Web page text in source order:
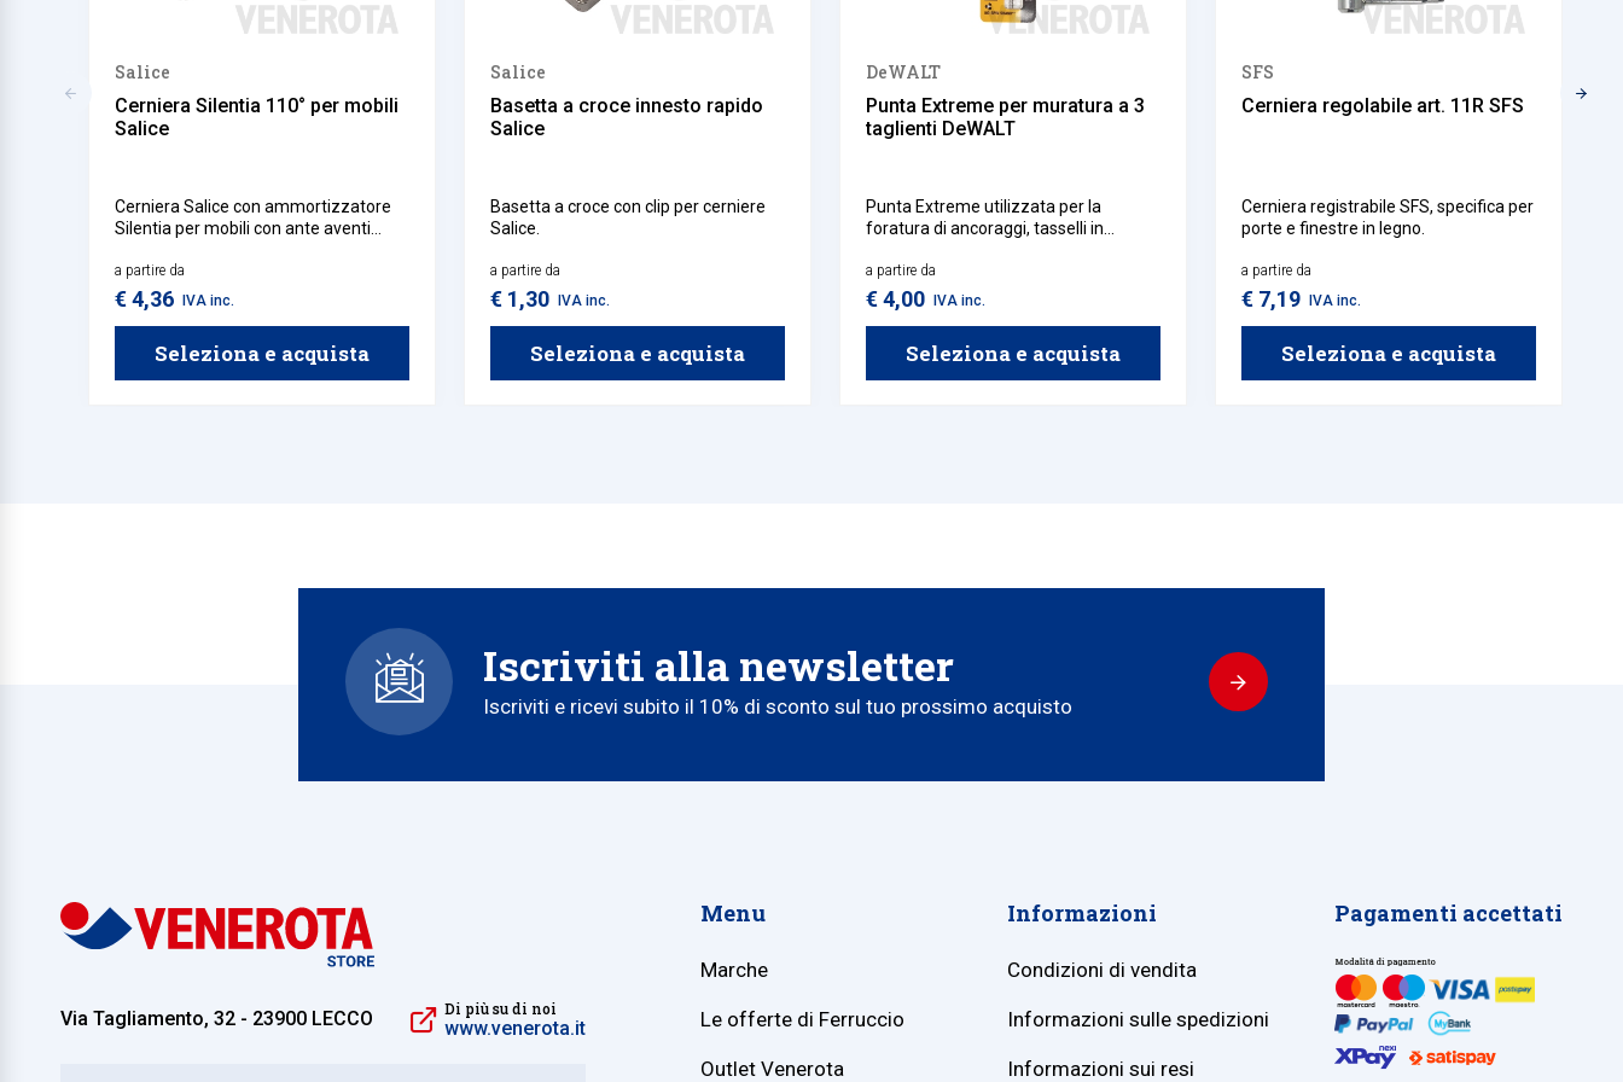
Salice
Cerniera Silentia 110° per mobili
Salice
Cerniera Salice con ammortizzatore
Silentia per mobili con ante aventi
a partire da
€ 4,36 IVA inc.
Seleziona e acquista
Salice
Basetta a croce innesto rapido
Salice
Basetta a croce con clip per cerniere
Salice.
a partire da
€ 1,30 IVA inc.
Seleziona e acquista
DeWALT
Punta Extreme per muratura a 3
taglienti DeWALT
Punta Extreme utilizzata per la
foratura di ancoraggi, tasselli in
delle tubazioni nel cemento.
a partire da
€ 4,00 IVA inc.
Seleziona e acquista
SFS
Cerniera regolabile art. 11R SFS
Cerniera registrabile SFS, specifica per
porte e finestre in legno.
a partire da
€ 7,19 IVA inc.
Seleziona e acquista
Iscriviti alla newsletter
Iscriviti e ricevi subito il 10% di sconto sul tuo prossimo acquisto
Via Tagliamento, 32 - 23900 LECCO Di più su di noi
www.venerota.it
Menu
Marche
Le offerte di Ferruccio
Outlet Venerota
Informazioni
Condizioni di vendita
Informazioni sulle spedizioni
Informazioni sui resi
Pagamenti accettati